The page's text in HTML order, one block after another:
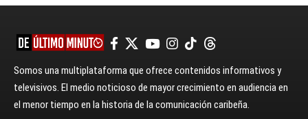
Somos una multiplataforma que ofrece contenidos informativos y
televisivos. El medio noticioso de mayor crecimiento en audiencia en
el menor tiempo en la historia de la comunicación caribeña.